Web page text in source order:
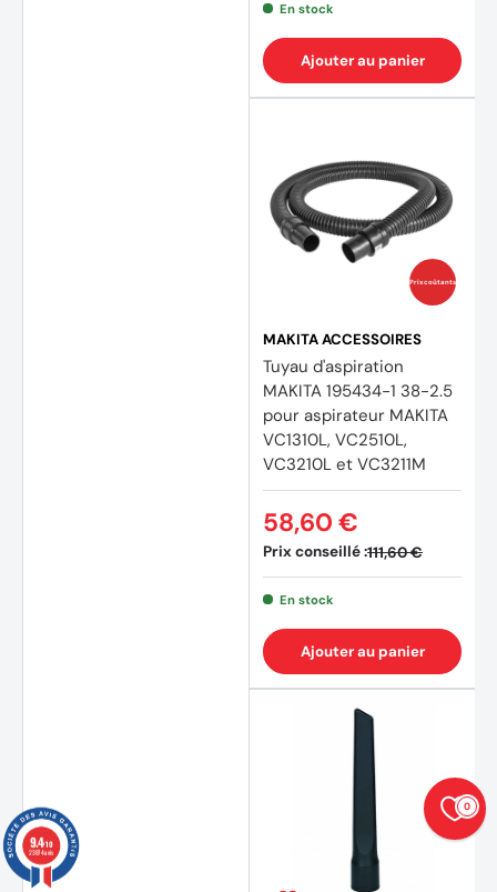
En stock
Ajouter au panier
Prix coûtants
MAKITA ACCESSOIRES
Tuyau d'aspiration
MAKITA 195434-1 38-2.5
pour aspirateur MAKITA
VC1310L, VC2510L,
VC3210L et VC3211M
Prix conseillé :111,60 €
58,60 €
En stock
Ajouter au panier
0
9.4/10
23874 avis